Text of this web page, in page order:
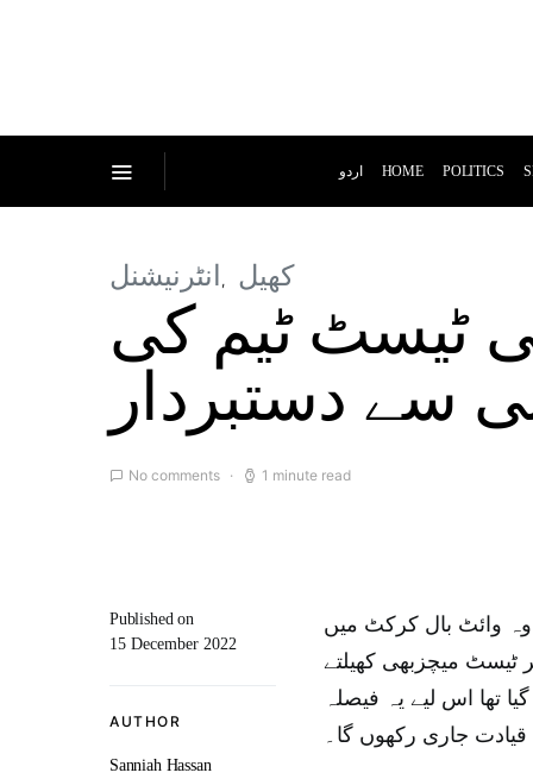
اردو HOME POLITICS
انٹرنیشنل کھیل
ٹیسٹ ٹیم کی
سے دستبردار
No comments 1 minute read
Published on
15 December 2022
AUTHOR
Sanniah Hassan
وہ وائٹ بال کرکٹ میں
ٹیسٹ میچزبھی کھیلتے
تھا اس لیے یہ فیصلہ
جاری رکھوں گا۔